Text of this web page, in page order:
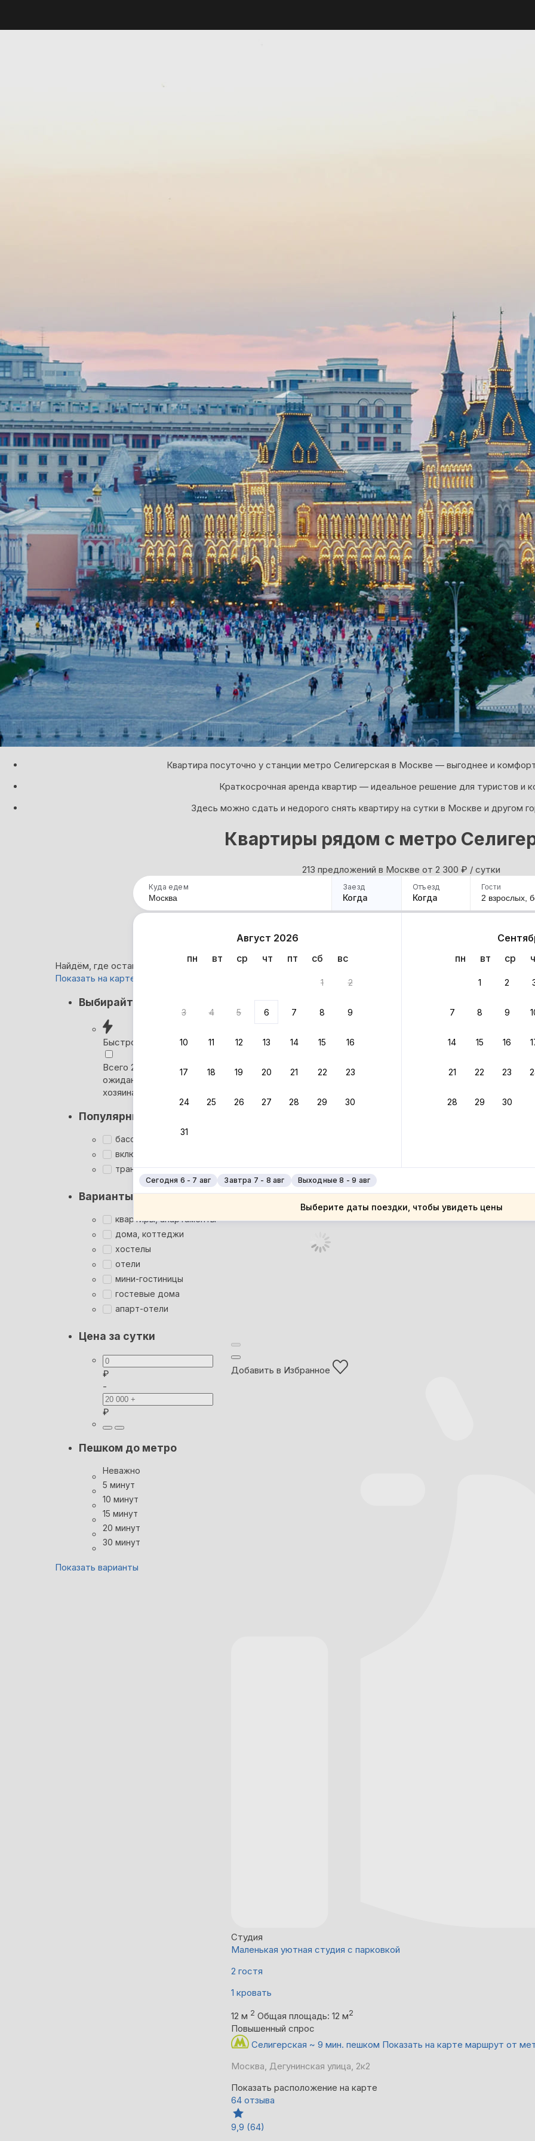
Квартира посуточно у станции метро Селигерская в Москве — выгоднее и
Краткосрочная аренда квартир — идеальное решение для туристов и
Здесь можно сдать и недорого снять квартиру на сутки в Москве и другом
Квартиры рядом с метро
213 предложений в Москве oт 2 300 ₽ / сутки
Куда едем Заезд
Когда
Отъезд
Когда
Август 2026
пн
вт ср чт пт сб вс
1 2
3 4 5 6 7 8 9
10 11 12 13 14 15 16
17 18 19 20 21 22 23
24 25 26 27 28 29 30
31
пн
вт ср
1 2
7 8 9
14 15 16
21 22 23
28 29 30
Сегодня 6 - 7 авг Завтра 7 - 8 авг Выходные 8 - 9 авг
Выберите даты поездки, чтобы увидеть цены
Гости
2 взрослых,
Найдём, где остановиться в Москве: 213 вариантов
Показать на карте
Выбирайте лучшее
Быстрое бронирование
Всего 2 минуты, без
ожидания ответа от
хозяина
Популярные фильтры
бассейн
включён завтрак
трансфер
Варианты размещения
квартиры, апартаменты
дома, коттеджи
хостелы
отели
мини-гостиницы
гостевые дома
апарт-отели
Цена за сутки
₽
-
₽
Пешком до метро
Неважно
5 минут
10 минут
15 минут
20 минут
30 минут
Показать варианты
Вернём бонусами
Суперхозяин
Добавить в Избранное
Студия
Маленькая уютная студия с парковкой
2 гостя
1 кровать
12 м 2 Общая площадь: 12 м2
Повышенный спрос
Селигерская ~ 9 мин. пешком Показать на карте маршрут от
Москва, Дегунинская улица, 2к2
Показать расположение на карте
64 отзыва
9,9 (64)